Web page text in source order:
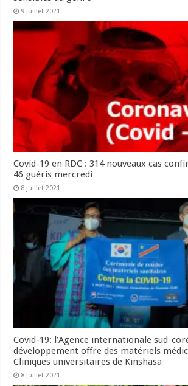
9 juillet 2021
Covid-19 en RDC : 314 nouveaux cas
46 guéris mercredi
8 juillet 2021
Covid-19: l’Agence internationale sud-
développement offre des matériels
Cliniques universitaires de Kinshasa
8 juillet 2021